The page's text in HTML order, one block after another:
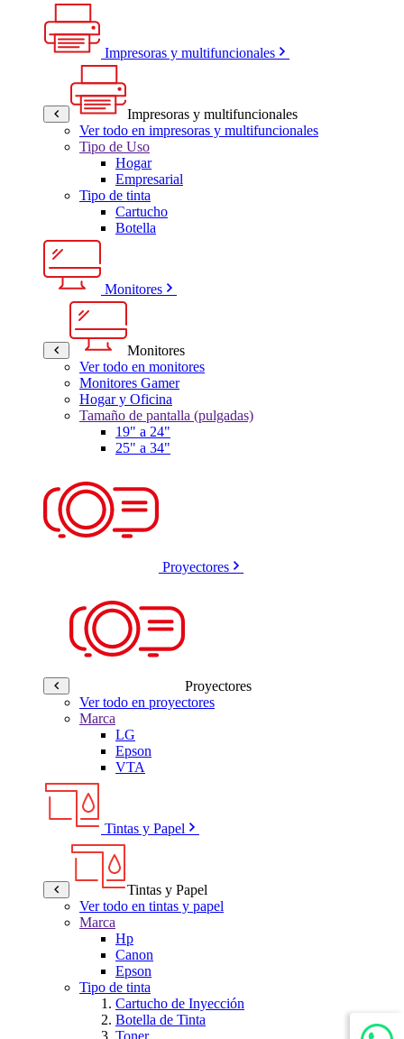
Impresoras y multifuncionales
Impresoras y multifuncionales
Ver todo en impresoras y multifuncionales
Tipo de Uso
Hogar
Empresarial
Tipo de tinta
Cartucho
Botella
Monitores
Monitores
Ver todo en monitores
Monitores Gamer
Hogar y Oficina
Tamaño de pantalla (pulgadas)
19" a 24"
25" a 34"
Proyectores
Proyectores
Ver todo en proyectores
Marca
LG
Epson
VTA
Tintas y Papel
Tintas y Papel
Ver todo en tintas y papel
Marca
Hp
Canon
Epson
Tipo de tinta
Cartucho de Inyección
Botella de Tinta
Toner